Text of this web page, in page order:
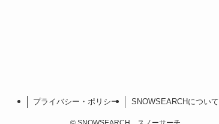
プライバシー・ポリシー SNOWSEARCHについて